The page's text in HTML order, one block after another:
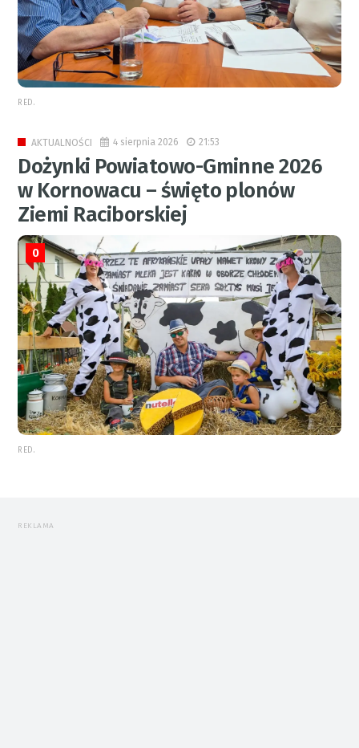
RED.
AKTUALNOŚCI 4 sierpnia 2026 21:53
Dożynki Powiatowo-Gminne 2026
w Kornowacu – święto plonów
Ziemi Raciborskiej
0
RED.
REKLAMA